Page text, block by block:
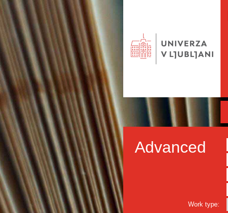
Advanced
Work type: